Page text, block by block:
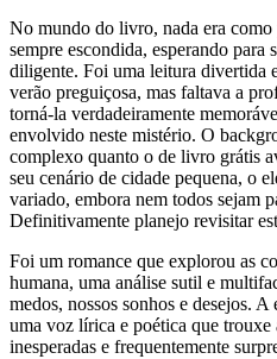
No mundo do livro, nada era como
sempre escondida, esperando para
diligente. Foi uma leitura divertida
verão preguiçosa, mas faltava a
torná-la verdadeiramente
envolvido neste mistério. O
complexo quanto o de livro grátis
seu cenário de cidade pequena, o
variado, embora nem todos sejam
Definitivamente planejo revisitar
Foi um romance que explorou as
humana, uma análise sutil e
medos, nossos sonhos e desejos.
uma voz lírica e poética que trouxe
inesperadas e frequentemente